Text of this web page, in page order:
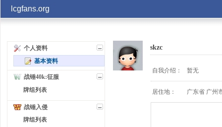
lcgfans.org
个人资料
基本资料
战锤40k:征服
牌组列表
战锤入侵
牌组列表
skzc
自我介绍： 暂无
居住地： 广东省 广州